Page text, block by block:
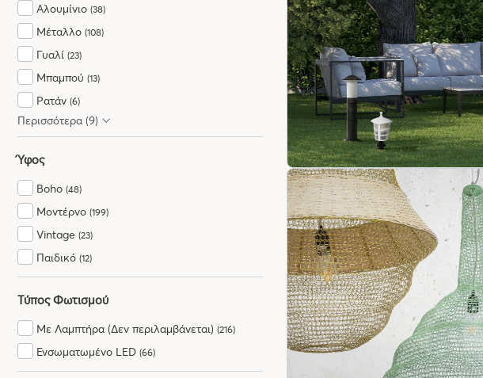
Μελί(2)
Πολύχρωμο(8)
Κόκκινο(3)
Πράσινο(9)
Μπλε (3)
Ροζ(5)
Πορτοκαλί
Μπρούτζινο(1)
Χάλκινο(10)
Γαλάζιο (1)
Αλουμίνιο (38)
Μέταλλο (108)
Γυαλί (23)
Μπαμπού (13)
Ρατάν (6)
Raffia(4)
Βαμβακερό Νήμα
Ξύλο (80)
Ύφασμα(82)
Τσιμέντο(1)
Κεραμικό(1)
Κρύσταλλο(1)
Περισσότερα (9)
Ύφος
Boho (48)
Μοντέρνο (199)
Vintage (23)
Παιδικό (12)
Τύπος Φωτισμού
Με Λαμπτήρα (Δεν περιλαμβάνεται) (216)
Ενσωματωμένο LED (66)